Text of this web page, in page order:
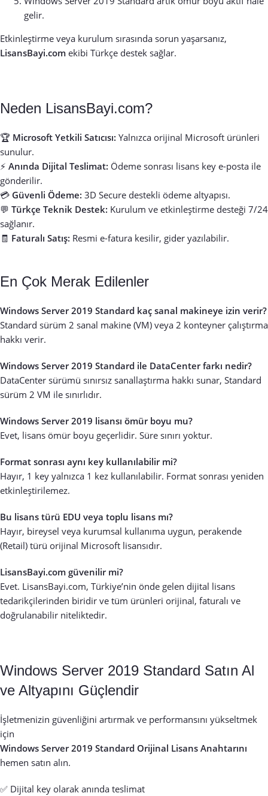
gelir.
Etkinleştirme veya kurulum sırasında sorun yaşarsanız,
LisansBayi.com ekibi Türkçe destek sağlar.
Neden LisansBayi.com?
🏆 Microsoft Yetkili Satıcısı: Yalnızca orijinal Microsoft ürünleri
sunulur.
⚡ Anında Dijital Teslimat: Ödeme sonrası lisans key e-posta ile
gönderilir.
💳 Güvenli Ödeme: 3D Secure destekli ödeme altyapısı.
💬 Türkçe Teknik Destek: Kurulum ve etkinleştirme desteği 7/24
sağlanır.
🧾 Faturalı Satış: Resmi e-fatura kesilir, gider yazılabilir.
En Çok Merak Edilenler
Windows Server 2019 Standard kaç sanal makineye izin verir?
Standard sürüm 2 sanal makine (VM) veya 2 konteyner çalıştırma
hakkı verir.
Windows Server 2019 Standard ile DataCenter farkı nedir?
DataCenter sürümü sınırsız sanallaştırma hakkı sunar, Standard
sürüm 2 VM ile sınırlıdır.
Windows Server 2019 lisansı ömür boyu mu?
Evet, lisans ömür boyu geçerlidir. Süre sınırı yoktur.
Format sonrası aynı key kullanılabilir mi?
Hayır, 1 key yalnızca 1 kez kullanılabilir. Format sonrası yeniden
etkinleştirilemez.
Bu lisans türü EDU veya toplu lisans mı?
Hayır, bireysel veya kurumsal kullanıma uygun, perakende
(Retail) türü orijinal Microsoft lisansıdır.
LisansBayi.com güvenilir mi?
Evet. LisansBayi.com, Türkiye’nin önde gelen dijital lisans
tedarikçilerinden biridir ve tüm ürünleri orijinal, faturalı ve
doğrulanabilir niteliktedir.
Windows Server 2019 Standard Satın Al
ve Altyapını Güçlendir
İşletmenizin güvenliğini artırmak ve performansını yükseltmek
için
Windows Server 2019 Standard Orijinal Lisans Anahtarını
hemen satın alın.
✅ Dijital key olarak anında teslimat